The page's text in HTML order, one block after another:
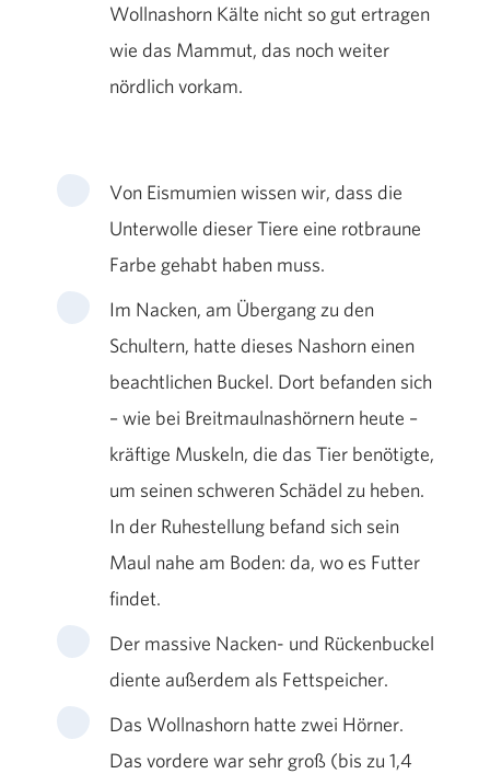
Wollnashorn Kälte nicht so gut ertragen
wie das Mammut, das noch weiter
nördlich vorkam.
Von Eismumien wissen wir, dass die
Unterwolle dieser Tiere eine rotbraune
Farbe gehabt haben muss.
Im Nacken, am Übergang zu den
Schultern, hatte dieses Nashorn einen
beachtlichen Buckel. Dort befanden sich
– wie bei Breitmaulnashörnern heute –
kräftige Muskeln, die das Tier benötigte,
um seinen schweren Schädel zu heben.
In der Ruhestellung befand sich sein
Maul nahe am Boden: da, wo es Futter
findet.
Der massive Nacken- und Rückenbuckel
diente außerdem als Fettspeicher.
Das Wollnashorn hatte zwei Hörner.
Das vordere war sehr groß (bis zu 1,4